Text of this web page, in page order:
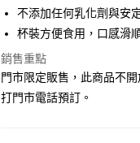
不添加任何乳化劑與安
杯裝方便食用，口感滑
銷售重點
門市限定販售，此商品不
打門市電話預訂。